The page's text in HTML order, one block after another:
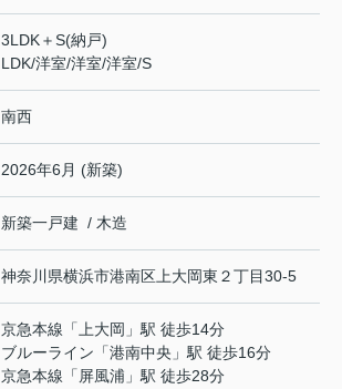
3LDK＋S(納戸)
LDK/洋室/洋室/洋室/S
南西
2026年6月 (新築)
新築一戸建 / 木造
神奈川県横浜市港南区 上大岡東 ２丁目30-5
京急本線 「 上大岡 」駅 徒歩14分
ブルーライン 「港南中央 」駅 徒歩16分
京急本線 「 屏風浦 」駅 徒歩28分